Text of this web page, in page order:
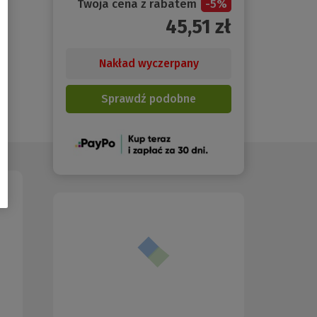
Twoja cena z rabatem -5%
45,51 zł
Nakład wyczerpany
Sprawdź podobne
(Nowe